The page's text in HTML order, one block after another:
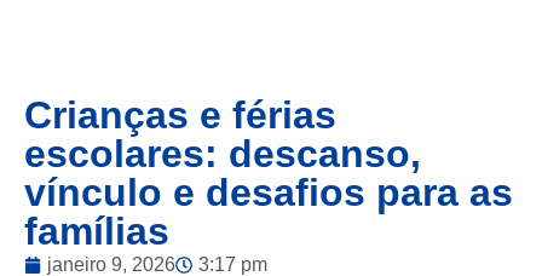
Crianças e férias
escolares: descanso,
vínculo e desafios para as
famílias
janeiro 9, 2026 3:17 pm